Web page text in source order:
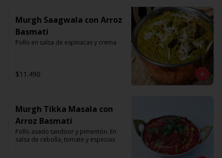
Murgh Saagwala con Arroz
Basmati
Pollo en salsa de espinacas y crema
$11.490
Murgh Tikka Masala con
Arroz Basmati
Pollo asado tandoor y pimentón. En
salsa de cebolla, tomate y especias